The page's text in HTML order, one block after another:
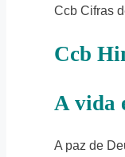
Ccb Cifras
Ccb
A vida
A paz de